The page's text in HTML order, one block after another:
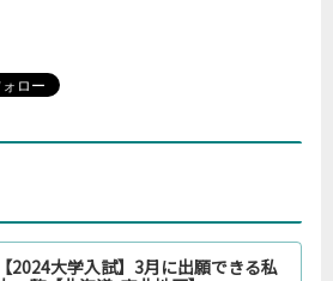
【2024大学入試】3月に出願できる私